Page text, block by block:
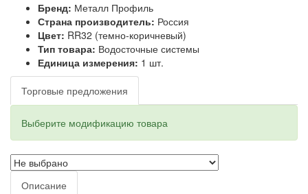
Бренд: Металл Профиль
Страна производитель: Россия
Цвет: RR32 (темно-коричневый)
Тип товара: Водосточные системы
Единица измерения: 1 шт.
Торговые предложения
Выберите модификацию товара
Описание